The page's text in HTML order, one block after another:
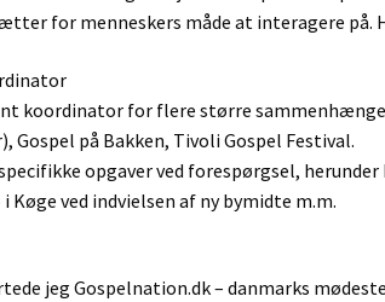
for menneskers måde at interagere på.
koordinator for flere større
Gospel på Bakken, Tivoli Gospel Festival.
opgaver ved forespørgsel,
Køge ved indvielsen af ny bymidte m.m.
jeg Gospelnation.dk – danmarks